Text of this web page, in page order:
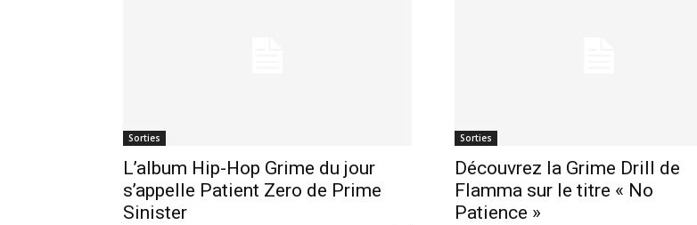
Sorties
L’album Hip-Hop Grime du jour
s’appelle Patient Zero de Prime
Sinister
Sorties
Découvrez la Grime Drill de
Flamma sur le titre « No
Patience »